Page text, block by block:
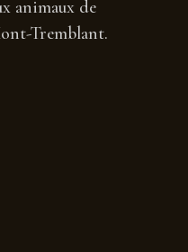
animaux de
Tremblant.